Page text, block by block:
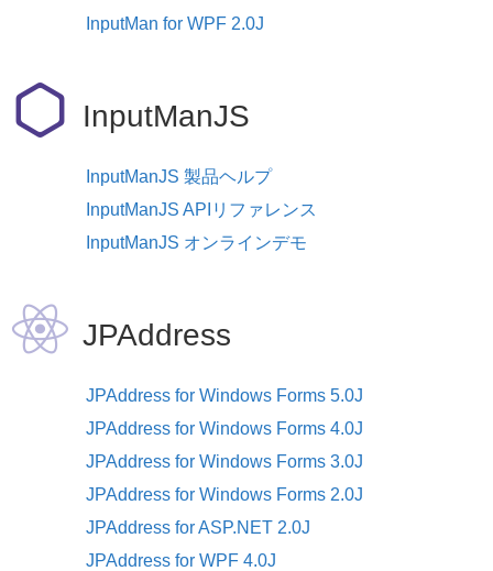
InputMan for WPF 2.0J
InputManJS
InputManJS 製品ヘルプ
InputManJS APIリファレンス
InputManJS オンラインデモ
JPAddress
JPAddress for Windows Forms 5.0J
JPAddress for Windows Forms 4.0J
JPAddress for Windows Forms 3.0J
JPAddress for Windows Forms 2.0J
JPAddress for ASP.NET 2.0J
JPAddress for WPF 4.0J